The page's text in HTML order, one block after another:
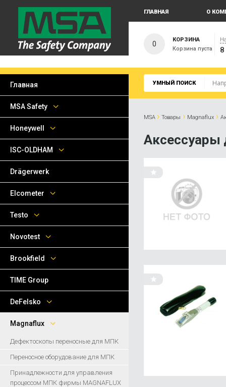
ГЛАВНАЯ О
0
КОРЗИНА
Корзина пуста
УМНЫЙ ПОИСК
MSA › Товары › Magnaflux ›
Аксессуары
Главная
MSA Safety
Honeywell
ISC-OLDHAM
Drägerwerk
Elcometer
Testo
Novotest
Brookfield
TIME Group
DeFelsko
Magnaflux
Дефектоскопы переносные для МПК
Переносное оборудование для МПК
Принадлежности для управления
процессом МПК фирмы MAGNAFLUX